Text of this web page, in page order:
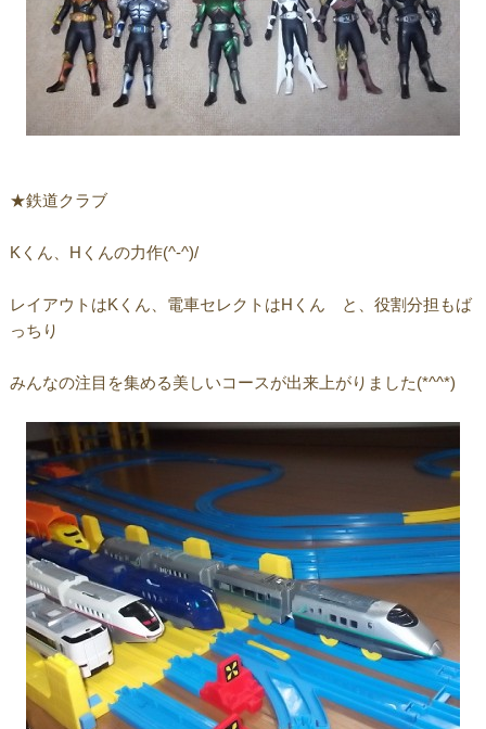
★鉄道クラブ
Kくん、Hくんの力作(^-^)/
レイアウトはKくん、電車セレクトはHくん と、役割分担もば
っちり
みんなの注目を集める美しいコースが出来上がりました(*^^*)